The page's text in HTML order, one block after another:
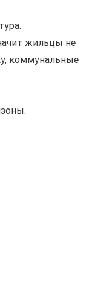
жильцы не
коммунальные